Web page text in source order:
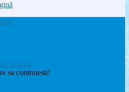
proprii
sa contruiesti!